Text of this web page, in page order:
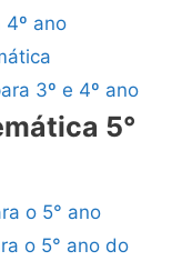
4º ano
3º e 4º ano
5°
o 5° ano
o 5° ano do